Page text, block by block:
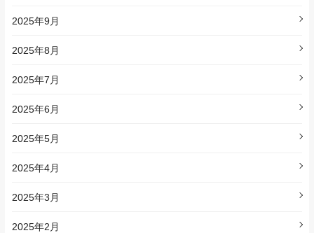
2025年9月
2025年8月
2025年7月
2025年6月
2025年5月
2025年4月
2025年3月
2025年2月